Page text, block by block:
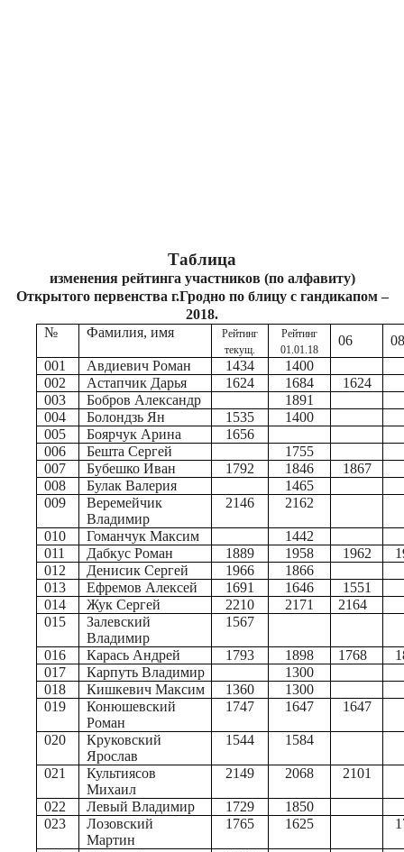
Таблица
изменения рейтинга участников (по алфавиту)
Открытого первенства г.Гродно по блицу с гандикапом –
2018.
№
Фамилия, имя
Рейтинг
текущ.
Рейтинг
01.01.18
06
08
001
Авдиевич Роман 1434
1400
002
Астапчик Дарья 1624 1684
1624
003
Бобров Александр
1891
004
Болондзь Ян 1535
1400
005
Боярчук Арина
1656
006
Бешта Сергей
1755
007
Бубешко Иван 1792 1846
1867
008
Булак Валерия
1465
009
Веремейчик
Владимир
2146 2162
010 Гоманчук Максим
1442
011
Дабкус Роман 1889 1958 1962
012
Денисик Сергей 1966
1866
013
Ефремов Алексей 1691 1646
1551
014
Жук Сергей 2210 2171
2164
015
Залевский
Владимир
1567
016 Карась Андрей 1793 1898 1768
017
Карпуть Владимир
1300
018
Кишкевич Максим 1360
1300
019
Конюшевский
Роман
1747 1647 1647
020
Круковский
Ярослав
1544 1584
021
Культиясов
Михаил
2149 2068 2101
022 Левый Владимир 1729
1850
023
Лозовский
Мартин
1765 1625